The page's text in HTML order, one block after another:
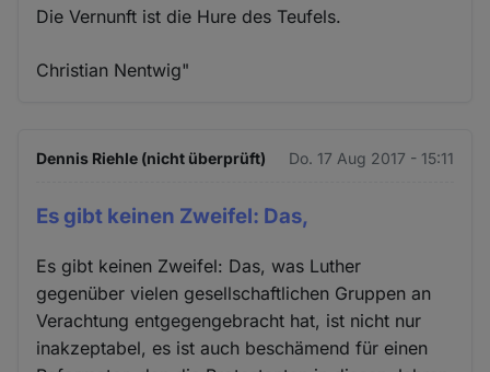
Die Vernunft ist die Hure des Teufels.
Christian Nentwig"
Dennis Riehle (nicht überprüft) Do. 17 Aug 2017 - 15:11
Es gibt keinen Zweifel: Das,
Es gibt keinen Zweifel: Das, was Luther
gegenüber vielen gesellschaftlichen Gruppen an
Verachtung entgegengebracht hat, ist nicht nur
inakzeptabel, es ist auch beschämend für einen